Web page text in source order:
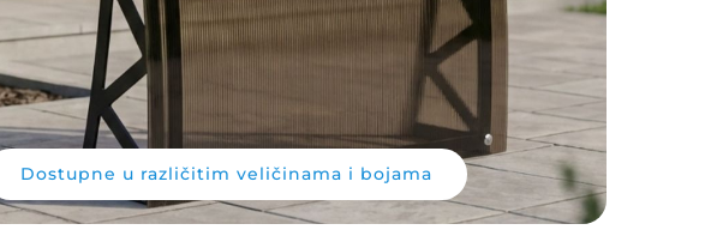
Dostupne u različitim veličinama i bojama